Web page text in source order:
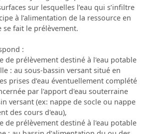
sur lesquelles l’eau qui s’infiltre
à l’alimentation de la ressource en
se fait le prélèvement.
:
de prélèvement destiné à l'eau potable
: au sous-bassin versant situé en
prises d’eau éventuellement complété
par l'apport d'eau souterraine
versant (ex: nappe de socle ou nappe
des cours d'eau),
de prélèvement destiné à l'eau potable